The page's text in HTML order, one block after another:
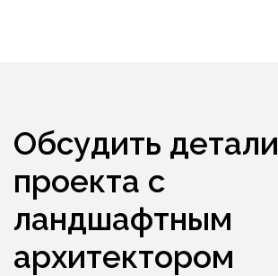
Обсудить детали
проекта с
ландшафтным
архитектором